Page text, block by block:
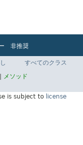
非推奨
Platform API v9.0.0
すべてのクラス
メソッド
is subject to license